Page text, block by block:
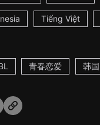
Tiếng Việt
青春恋爱 韩国